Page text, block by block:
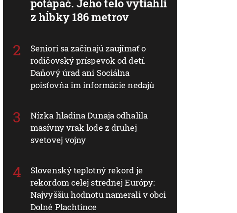
potápač. Jeho telo vytiahli
z hĺbky 186 metrov
Seniori sa začínajú zaujímať o
rodičovský príspevok od detí.
Daňový úrad ani Sociálna
poisťovňa im informácie nedajú
Nízka hladina Dunaja odhalila
masívny vrak lode z druhej
svetovej vojny
Slovenský teplotný rekord je
rekordom celej strednej Európy:
Najvyššiu hodnotu namerali v obci
Dolné Plachtince